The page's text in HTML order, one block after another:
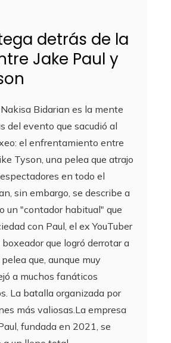
detrás de la
Jake Paul y
Bidarian es la mente
del evento que sacudió al
el enfrentamiento entre
Tyson, una pelea que atrajo
en todo el
sin embargo, se describe a
un "contador habitual" que
con Paul, el ex YouTuber
que logró derrotar a
que, aunque muy
a muchos fanáticos
La batalla organizada por
más valiosas.La empresa
fundada en 2021, se